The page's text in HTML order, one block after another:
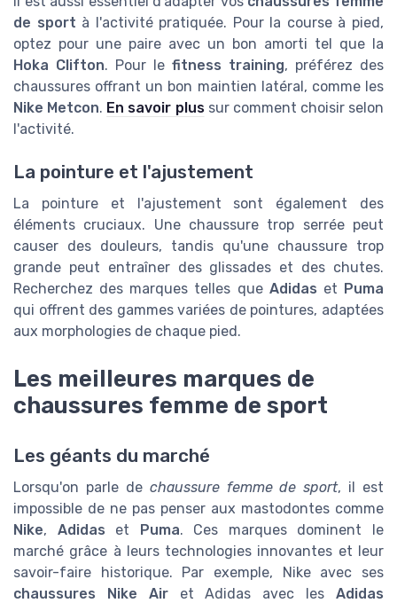
de sport à l'activité pratiquée. Pour la course à pied,
optez pour une paire avec un bon amorti tel que la
Hoka Clifton. Pour le fitness training, préférez des
chaussures offrant un bon maintien latéral, comme les
Nike Metcon. En savoir plussur comment choisir selon
l'activité.
La pointure et l'ajustement
La pointure et l'ajustement sont également des
éléments cruciaux. Une chaussure trop serrée peut
causer des douleurs, tandis qu'une chaussure trop
grande peut entraîner des glissades et des chutes.
Recherchez des marques telles que Adidas et Puma
qui offrent des gammes variées de pointures, adaptées
aux morphologies de chaque pied.
Les meilleures marques de
chaussures femme de sport
Les géants du marché
Lorsqu'on parle de chaussure femme de sport, il est
impossible de ne pas penser aux mastodontes comme
Nike, Adidas et Puma. Ces marques dominent le
marché grâce à leurs technologies innovantes et leur
savoir-faire historique. Par exemple, Nike avec ses
chaussures Nike Airet Adidas avec lesAdidas